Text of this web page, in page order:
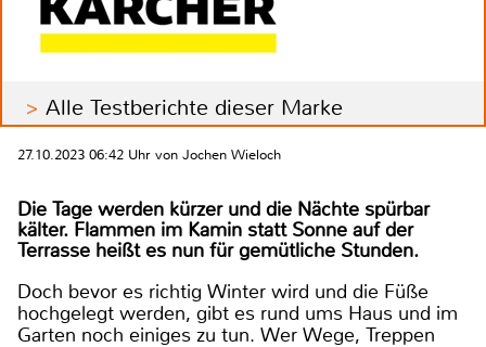
Alle Testberichte dieser Marke
27.10.2023 06:42 Uhr von Jochen Wieloch
Die Tage werden kürzer und die Nächte spürbar
kälter. Flammen im Kamin statt Sonne auf der
Terrasse heißt es nun für gemütliche Stunden.
Doch bevor es richtig Winter wird und die Füße
hochgelegt werden, gibt es rund ums Haus und im
Garten noch einiges zu tun. Wer Wege, Treppen